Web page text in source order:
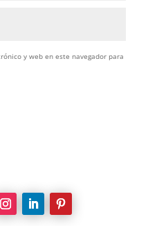
y web en este navegador para